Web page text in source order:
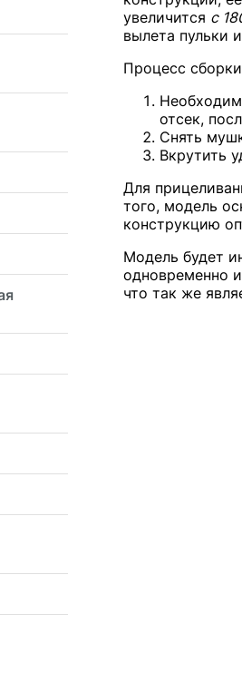
увеличится с
вылета пульки
Процесс
отсек,
Снять
Вкрутить
Для
того, модель
конструкцию
Модель будет
одновременно
что так же